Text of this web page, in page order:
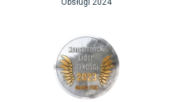
Obsługi 2024